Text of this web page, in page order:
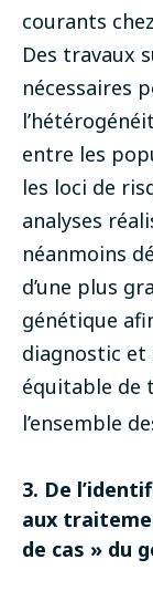
courants
Des travaux
nécessaires
entre les
les loci de
analyses
néanmoins
d’une plus
génétique
diagnostic
équitable de
l’ensemble
3. De
aux
de cas » du